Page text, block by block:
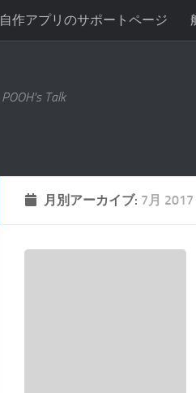
自作アプリのサポートページ
POOH's Talk
月別アーカイブ: 7月 2017